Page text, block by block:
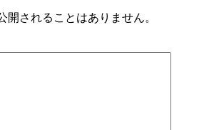
開されることはありません。